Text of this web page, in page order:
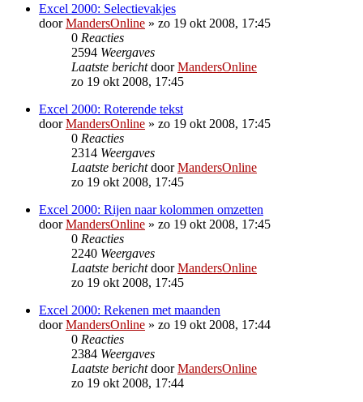
Excel 2000: Selectievakjes
doorMandersOnline » zo 19 okt 2008, 17:45
0 Reacties
2594 Weergaves
Laatste berichtdoorMandersOnline
zo 19 okt 2008, 17:45
Excel 2000: Roterende tekst
doorMandersOnline » zo 19 okt 2008, 17:45
0 Reacties
2314 Weergaves
Laatste berichtdoorMandersOnline
zo 19 okt 2008, 17:45
Excel 2000: Rijen naar kolommen omzetten
doorMandersOnline » zo 19 okt 2008, 17:45
0 Reacties
2240 Weergaves
Laatste berichtdoorMandersOnline
zo 19 okt 2008, 17:45
Excel 2000: Rekenen met maanden
doorMandersOnline » zo 19 okt 2008, 17:44
0 Reacties
2384 Weergaves
Laatste berichtdoorMandersOnline
zo 19 okt 2008, 17:44